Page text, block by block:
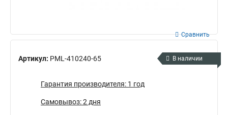
Артикул: PML-410240-65
Сравнить
В наличии
Гарантия производителя: 1 год
Самовывоз: 2 дня